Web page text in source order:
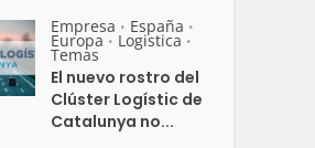
Empresa • España •
Europa • Logistica •
Temas
El nuevo rostro del
Clúster Logístic de
Catalunya no...